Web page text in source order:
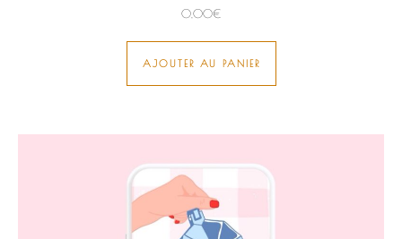
0,00€
AJOUTER AU PANIER